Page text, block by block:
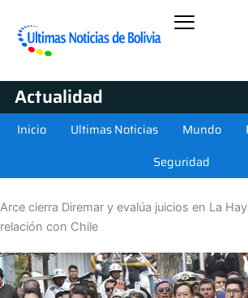
Actualidad
Inicio Ultimas Noticias Mundo
Seguridad
Arce cierra Diremar y evalúa juicios en La
relación con Chile